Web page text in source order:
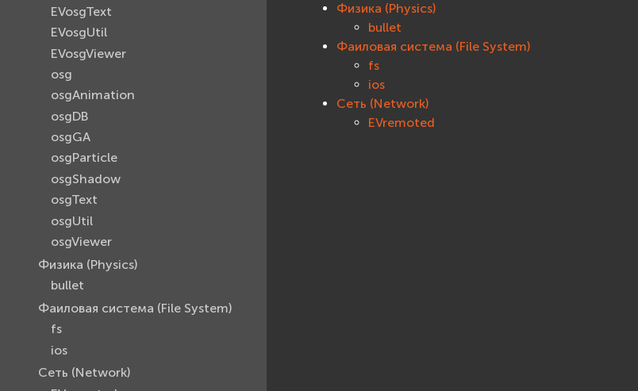
EVosgText
EVosgUtil
EVosgViewer
osg
osgAnimation
osgDB
osgGA
osgParticle
osgShadow
osgText
osgUtil
osgViewer
Физика (Physics)
bullet
Фаиловая система (File System)
fs
ios
Сеть (Network)
Физика (Physics)
bullet
Фаиловая система (File System)
fs
ios
Сеть (Network)
EVremoted